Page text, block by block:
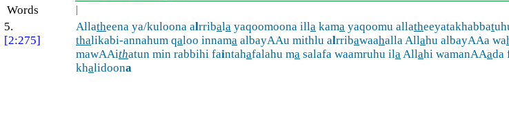
Words |
5.
[2:275]
Allatheena ya/kuloona alrribala yaqoomoona illa kama yaqoomu allatheeyatakhabbat
thalikabi-annahum qaloo innama albayAAu mithlu alrribawaahalla Allahu albayAAa wa
mawAAithatun min rabbihi faintahafalahu ma salafa waamruhu ilaAllahi wamanAAada
khalidoona